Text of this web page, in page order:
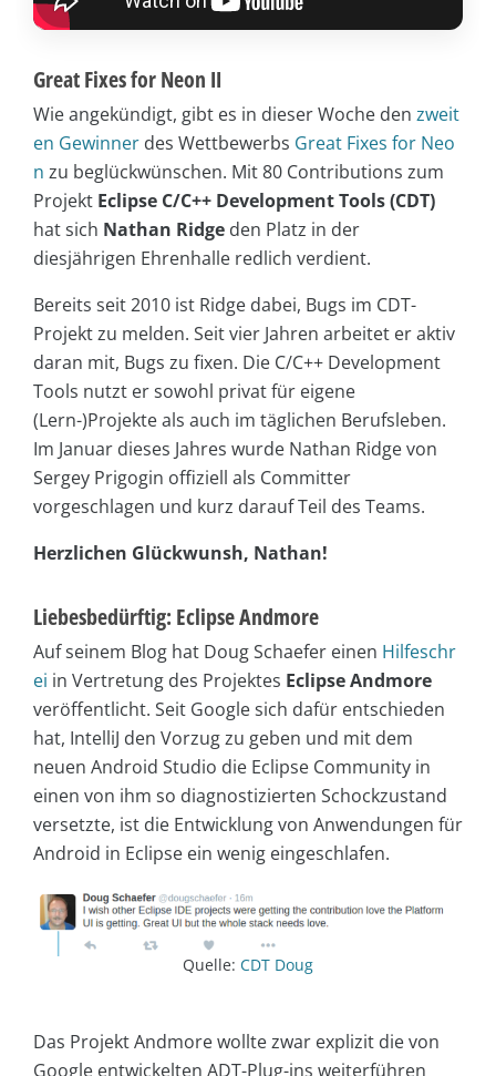
Great Fixes for Neon II
Wie angekündigt, gibt es in dieser Woche den zweit
en Gewinner des Wettbewerbs Great Fixes for Neo
n zu beglückwünschen. Mit 80 Contributions zum
Projekt Eclipse C/C++ Development Tools (CDT)
hat sich Nathan Ridge den Platz in der
diesjährigen Ehrenhalle redlich verdient.
Bereits seit 2010 ist Ridge dabei, Bugs im CDT-
Projekt zu melden. Seit vier Jahren arbeitet er aktiv
daran mit, Bugs zu fixen. Die C/C++ Development
Tools nutzt er sowohl privat für eigene
(Lern-)Projekte als auch im täglichen Berufsleben.
Im Januar dieses Jahres wurde Nathan Ridge von
Sergey Prigogin offiziell als Committer
vorgeschlagen und kurz darauf Teil des Teams.
Herzlichen Glückwunsh, Nathan!
Liebesbedürftig: Eclipse Andmore
Auf seinem Blog hat Doug Schaefer einen Hilfeschr
ei in Vertretung des Projektes Eclipse Andmore
veröffentlicht. Seit Google sich dafür entschieden
hat, IntelliJ den Vorzug zu geben und mit dem
neuen Android Studio die Eclipse Community in
einen von ihm so diagnostizierten Schockzustand
versetzte, ist die Entwicklung von Anwendungen für
Android in Eclipse ein wenig eingeschlafen.
Quelle: CDT Doug
Das Projekt Andmore wollte zwar explizit die von
Google entwickelten ADT-Plug-ins weiterführen